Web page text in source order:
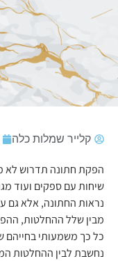
קלייר שמלות כלה
הפקת חתונה תדרוש לא
שיחות עם ספקים ועוד
נראות החתונה, אלא גם
מבין שלל ההחלטות,
כל כך משמעותי בחייהם
נחשבת לבין ההחלטות